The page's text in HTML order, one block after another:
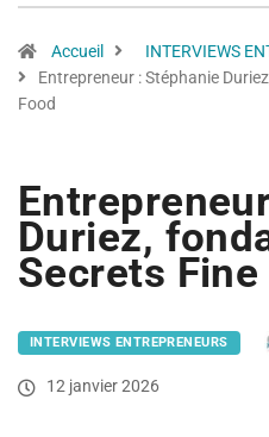
Accueil
INTERVIEWS
Entrepreneur : Stéphanie
Food
Duriez,
Secrets Fine
INTERVIEWS ENTREPRENEURS
12 janvier 2026